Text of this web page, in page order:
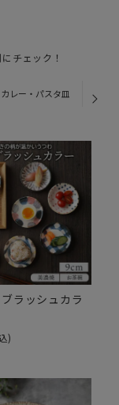
チェック！
カレー・パスタ皿
ラッシュカラ
)